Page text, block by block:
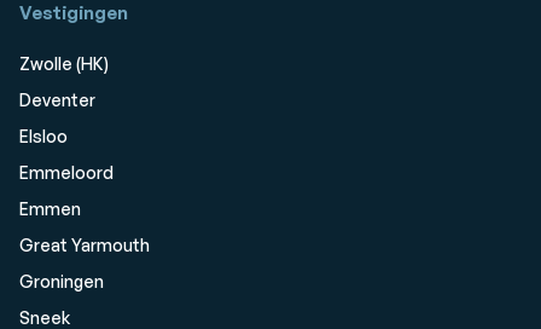
Vestigingen
Zwolle (HK)
Deventer
Elsloo
Emmeloord
Emmen
Great Yarmouth
Groningen
Sneek